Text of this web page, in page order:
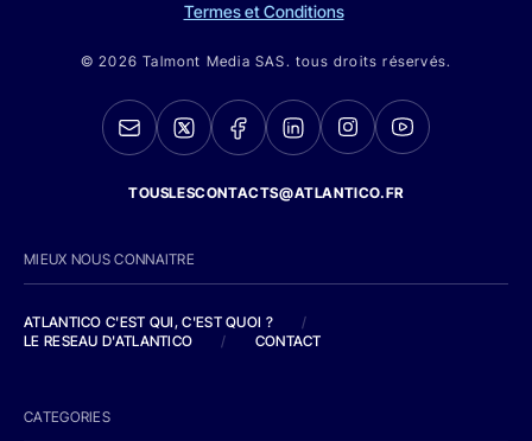
Termes et Conditions
© 2026 Talmont Media SAS. tous droits réservés.
TOUSLESCONTACTS@ATLANTICO.FR
MIEUX NOUS CONNAITRE
ATLANTICO C'EST QUI, C'EST QUOI ?
/
LE RESEAU D'ATLANTICO
/ CONTACT
CATEGORIES